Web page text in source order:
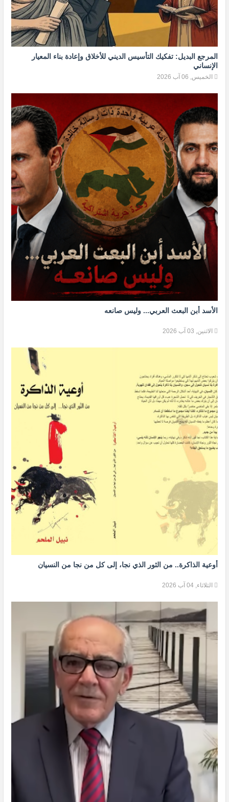
المرجع البديل: تفكيك التأسيس الديني للأخلاق وإعادة بناء المعيار
الإنساني
الخميس, 06 آب 2026
الأسد أبن البعث العربي... وليس صانعه
الاثنين, 03 آب 2026
أوعية الذاكرة.. من الثور الذي نجا، إلى كل من نجا من النسيان
الثلاثاء, 04 آب 2026